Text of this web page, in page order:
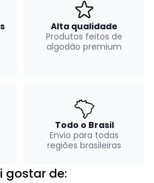
Alta qualidade
Produtos feitos de
algodão premium
Todo o Brasil
Envio para todas
regiões brasileiras
gostar de: